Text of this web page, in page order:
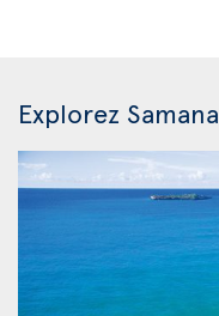
Explorez Samana